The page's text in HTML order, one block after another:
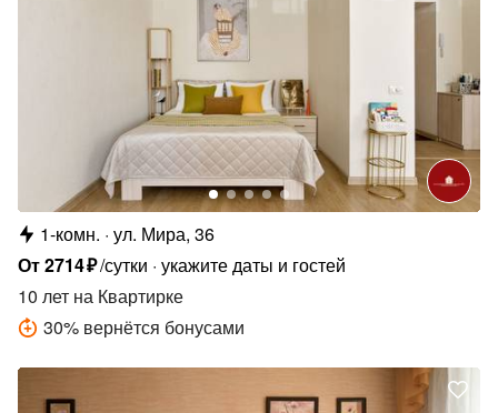
1-комн. ул. Мира, 36
От2714₽/сутки укажите даты и гостей
10 лет на Квартирке
30% вернётся бонусами